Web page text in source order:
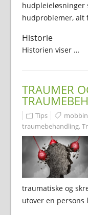
hudpleieløsninger
hudproblemer, alt
Historie
Historien viser …
TRAUMER
Tips
traumebehandling,
traumatiske og
utover en persons